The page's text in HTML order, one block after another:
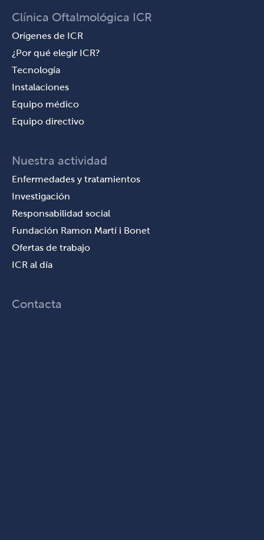
Clínica Oftalmológica ICR
Orígenes de ICR
¿Por qué elegir ICR?
Tecnología
Instalaciones
Equipo médico
Equipo directivo
Nuestra actividad
Enfermedades y tratamientos
Investigación
Responsabilidad social
Fundación Ramon Martí i Bonet
Ofertas de trabajo
ICR al día
Contacta